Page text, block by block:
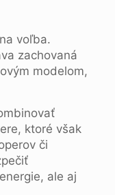
voľba.
zachovaná
modelom,
ktoré však
či
ale aj